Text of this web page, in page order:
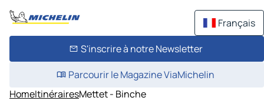
Français
S'inscrire à notre Newsletter
Parcourir le Magazine ViaMichelin
HomeItinérairesMettet - Binche